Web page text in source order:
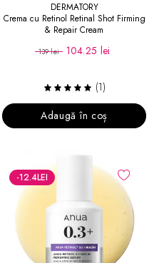
DERMATORY
Crema cu Retinol Retinal Shot Firming
& Repair Cream
139 lei 104.25 lei
(1)
Adaugă în coș
-12.4LEI